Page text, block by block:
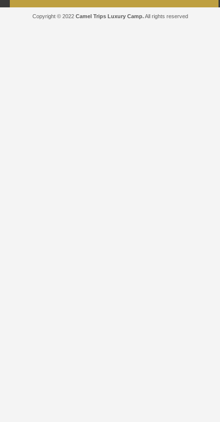
Copyright © 2022 Camel Trips Luxury Camp.All rights reserved